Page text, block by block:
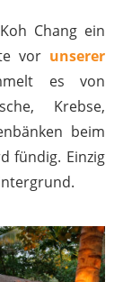
Chang ein
vor unserer
es von
Krebse,
beim
fündig. Einzig